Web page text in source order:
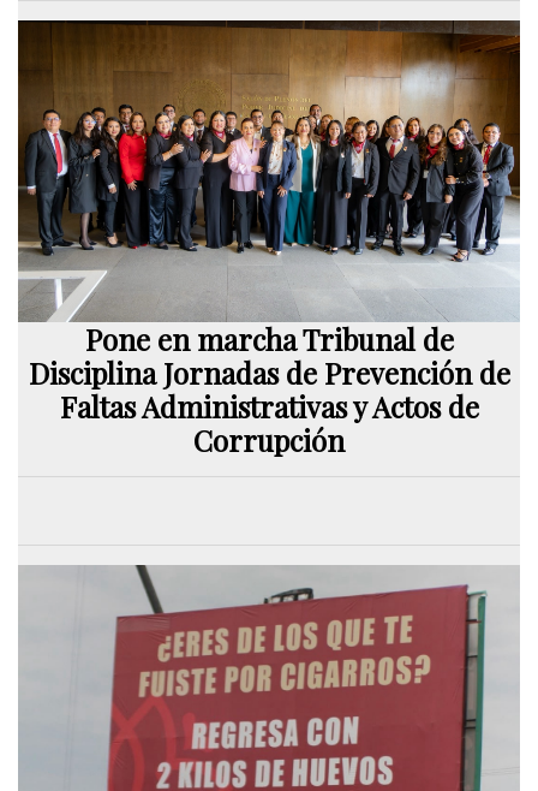
Pone en marcha Tribunal de
Disciplina Jornadas de Prevención de
Faltas Administrativas y Actos de
Corrupción